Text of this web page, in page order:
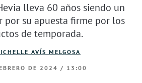
lleva 60 años siendo un
por su apuesta firme por los
de temporada.
AVÍS MELGOSA
DE 2024 / 13:00